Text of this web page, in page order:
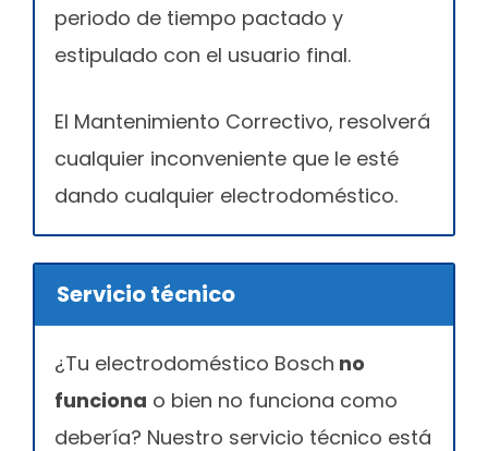
periodo de tiempo pactado y
estipulado con el usuario final.
El Mantenimiento Correctivo, resolverá
cualquier inconveniente que le esté
dando cualquier electrodoméstico.
Servicio técnico
¿Tu electrodoméstico Bosch no
funciona o bien no funciona como
debería? Nuestro servicio técnico está